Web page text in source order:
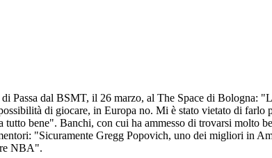
dal BSMT, il 26 marzo, al The Space di Bologna:
di giocare, in Europa no. Mi è stato vietato di farlo
tutto bene". Banchi, con cui ha ammesso di trovarsi molto
"Sicuramente Gregg Popovich, uno dei migliori in
NBA".